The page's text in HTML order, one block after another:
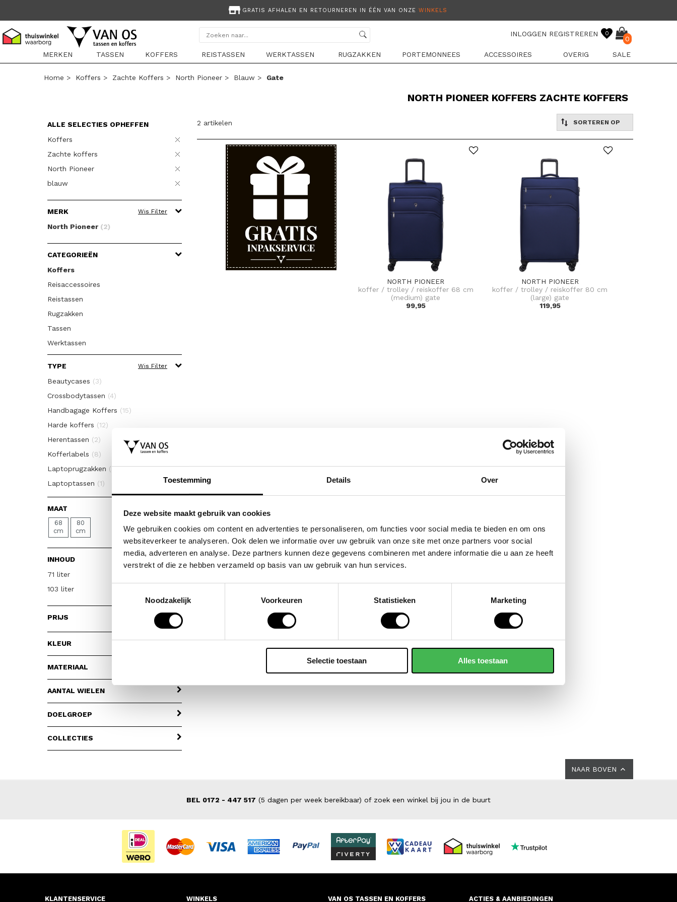
Toestemming Details Over
Deze website maakt gebruik van cookies
We gebruiken cookies om content en advertenties te personaliseren, om functies voor social media te bieden en om ons
websiteverkeer te analyseren. Ook delen we informatie over uw gebruik van onze site met onze partners voor social
media, adverteren en analyse. Deze partners kunnen deze gegevens combineren met andere informatie die u aan ze heeft
verstrekt of die ze hebben verzameld op basis van uw gebruik van hun services.
Noodzakelijk
Voorkeuren Statistieken Marketing
Selectie toestaan Alles toestaan
GRATIS AFHALEN EN RETOURNEREN IN ÉÉN VAN ONZE WINKELS
INLOGGEN REGISTREREN 0
0
MERKEN
TASSEN KOFFERS REISTASSEN WERKTASSEN RUGZAKKEN PORTEMONNEES ACCESSOIRES OVERIG SALE
Home > Koffers > Zachte Koffers > North Pioneer > Blauw > Gate
NORTH PIONEER KOFFERS ZACHTE KOFFERS
ALLE SELECTIES OPHEFFEN
Koffers
Zachte koffers
North Pioneer
blauw
MERK Wis Filter
North Pioneer (2)
CATEGORIEËN
Koffers
Reisaccessoires
Reistassen
Rugzakken
Tassen
Werktassen
TYPE Wis Filter
Beautycases (3)
Crossbodytassen (4)
Handbagage Koffers (15)
Harde koffers (12)
Herentassen (2)
Kofferlabels (8)
Laptoprugzakken (5)
Laptoptassen (1)
Laptoptrolleys(1)
Packing Cubes
Reistassen met wielen(6)
Zachte koffers
MAAT
68
cm
80
cm
INHOUD
71 liter
103 liter
PRIJS
KLEUR
MATERIAAL
AANTAL WIELEN
DOELGROEP
COLLECTIES
2 artikelen SORTEREN OP
NORTH PIONEER
koffer / trolley / reiskoffer 68 cm
(medium) gate
99,95
NORTH PIONEER
koffer / trolley / reiskoffer 80 cm
(large) gate
119,95
NAAR BOVEN
BEL 0172 - 447 517 (5 dagen per week bereikbaar) of zoek een winkel bij jou in de buurt
KLANTENSERVICE WINKELS VAN OS TASSEN EN KOFFERS ACTIES & AANBIEDINGEN